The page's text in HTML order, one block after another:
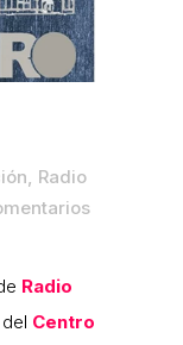
, Radio
Radio
Centro